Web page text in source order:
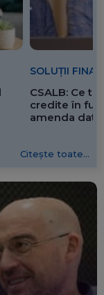
SOLUȚII
CSALB: Ce
credite în
amenda
Citește toate...